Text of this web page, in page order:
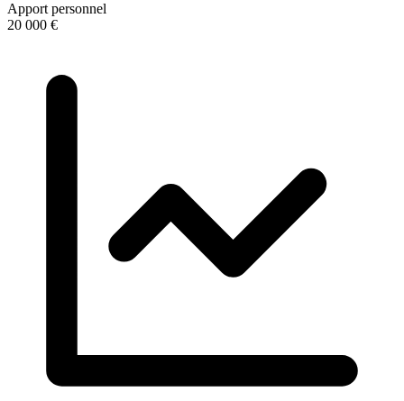
Apport personnel
20 000 €